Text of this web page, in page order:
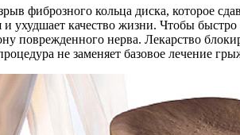
фиброзного кольца диска, которое
ухудшает качество жизни. Чтобы
поврежденного нерва. Лекарство
не заменяет базовое лечение